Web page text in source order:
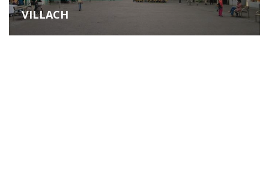
VILLACH